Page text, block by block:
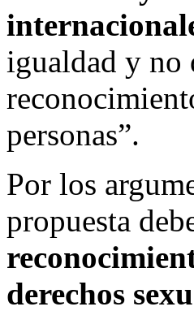
igualdad y no
personas”.
Por los
propuesta
derechos